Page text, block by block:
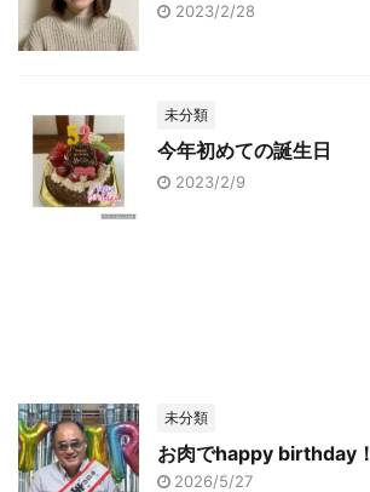
2023/2/28
未分類
今年初めての誕生日
2023/2/9
未分類
お肉でhappy birthday！
2026/5/27